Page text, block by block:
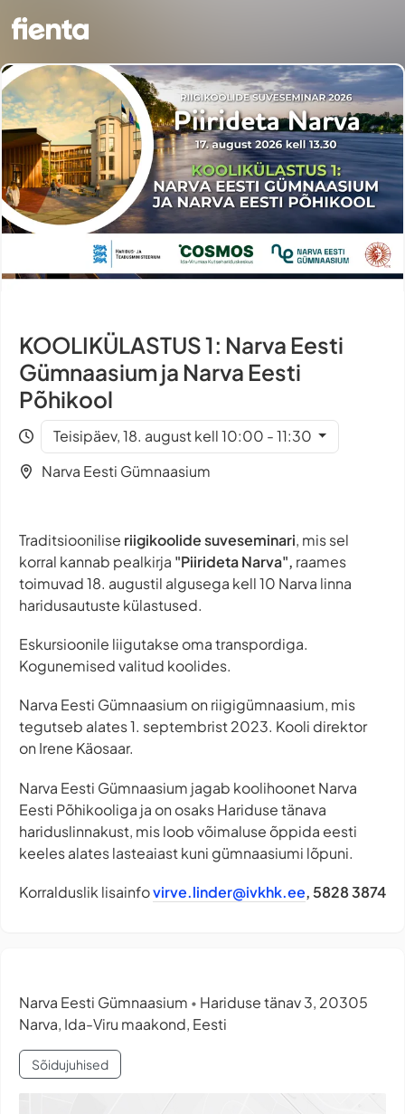
KOOLIKÜLASTUS 1: Narva Eesti
Gümnaasium ja Narva Eesti
Põhikool
Teisipäev, 18. august kell 10:00 - 11:30
Narva Eesti Gümnaasium
Traditsioonilise riigikoolide suveseminari, mis sel
korral kannab pealkirja "Piirideta Narva", raames
toimuvad 18. augustil algusega kell 10 Narva linna
haridusautuste külastused.
Eskursioonile liigutakse oma transpordiga.
Kogunemised valitud koolides.
Narva Eesti Gümnaasium on riigigümnaasium, mis
tegutseb alates 1. septembrist 2023. Kooli direktor
on Irene Käosaar.
Narva Eesti Gümnaasium jagab koolihoonet Narva
Eesti Põhikooliga ja on osaks Hariduse tänava
hariduslinnakust, mis loob võimaluse õppida eesti
keeles alates lasteaiast kuni gümnaasiumi lõpuni.
Korralduslik lisainfovirve.linder@ivkhk.ee, 5828 3874
Narva Eesti Gümnaasium • Hariduse tänav 3, 20305
Narva, Ida-Viru maakond, Eesti
Sõidujuhised